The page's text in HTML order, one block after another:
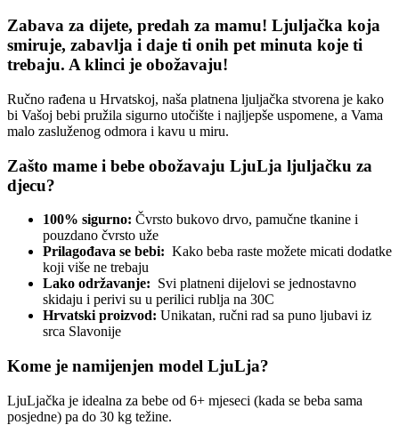
Zabava za dijete, predah za mamu! Ljuljačka koja
smiruje, zabavlja i daje ti onih pet minuta koje ti
trebaju. A klinci je obožavaju!
Ručno rađena u Hrvatskoj, naša platnena ljuljačka stvorena je kako
bi Vašoj bebi pružila sigurno utočište i najljepše uspomene, a Vama
malo zasluženog odmora i kavu u miru.
Zašto mame i bebe obožavaju LjuLja ljuljačku za
djecu?
100% sigurno: Čvrsto bukovo drvo, pamučne tkanine i
pouzdano čvrsto uže
Prilagođava se bebi: Kako beba raste možete micati dodatke
koji više ne trebaju
Lako održavanje: Svi platneni dijelovi se jednostavno
skidaju i perivi su u perilici rublja na 30C
Hrvatski proizvod: Unikatan, ručni rad sa puno ljubavi iz
srca Slavonije
Kome je namijenjen model LjuLja?
LjuLjačka je idealna za bebe od 6+ mjeseci (kada se beba sama
posjedne) pa do 30 kg težine.